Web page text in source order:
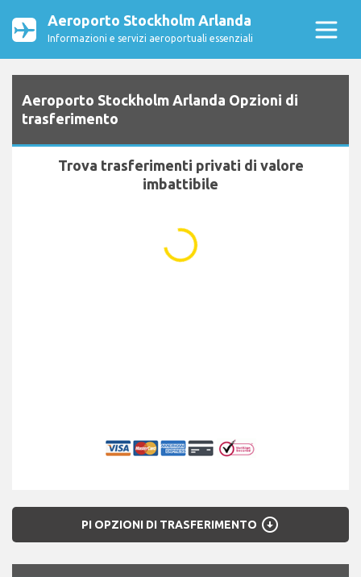
Aeroporto Stockholm Arlanda
Informazioni e servizi aeroportuali essenziali
Aeroporto Stockholm Arlanda Opzioni di
trasferimento
Trova trasferimenti privati di valore
imbattibile
...
PI OPZIONI DI TRASFERIMENTO arrow_circle_down